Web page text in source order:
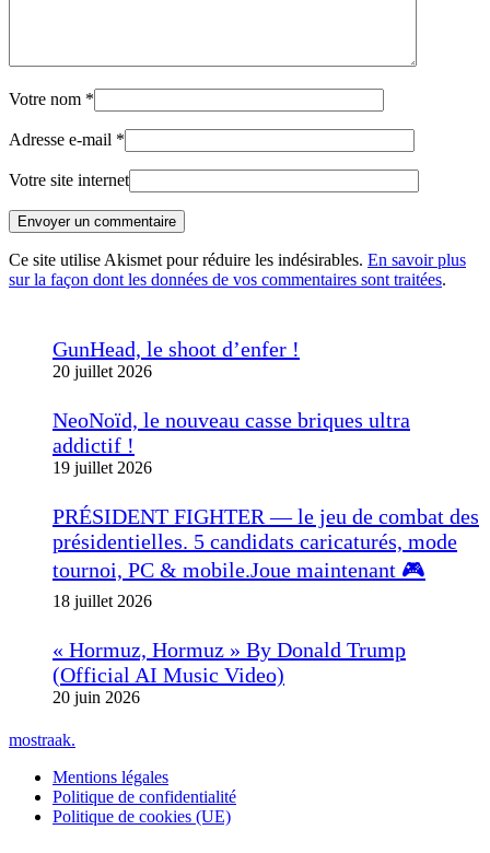
Votre nom *
Adresse e-mail *
Votre site internet
Envoyer un commentaire
Ce site utilise Akismet pour réduire les indésirables. En savoir plus
sur la façon dont les données de vos commentaires sont traitées.
GunHead, le shoot d’enfer !
20 juillet 2026
NeoNoïd, le nouveau casse briques ultra
addictif !
19 juillet 2026
PRÉSIDENT FIGHTER — le jeu de combat des
présidentielles. 5 candidats caricaturés, mode
tournoi, PC & mobile.Joue maintenant 🎮
18 juillet 2026
« Hormuz, Hormuz » By Donald Trump
(Official AI Music Video)
20 juin 2026
mostraak.
Mentions légales
Politique de confidentialité
Politique de cookies (UE)